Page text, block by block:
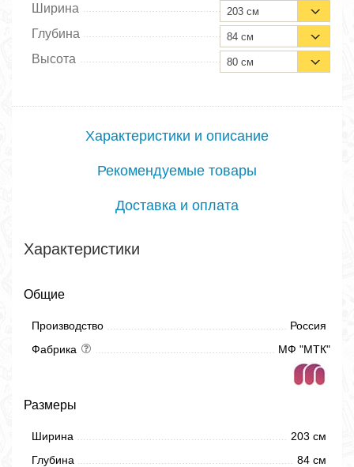
Ширина 203 см
Глубина 84 см
Высота 80 см
Характеристики и описание
Рекомендуемые товары
Доставка и оплата
Характеристики
Общие
Производство
Россия
Фабрика
МФ "МТК"
Размеры
Ширина
203 см
Глубина
84 см